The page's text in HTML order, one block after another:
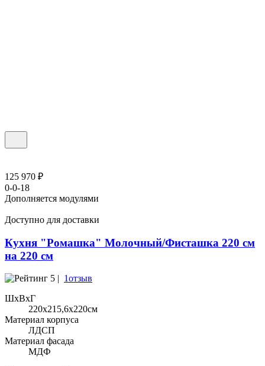
125 970 ₽
0-0-18
Дополняется модулями
Доступно для доставки
Кухня "Ромашка" Молочный/Фисташка 220 см
на 220 см
5 | 1отзыв
ШхВхГ
220x215,6х220см
Материал корпуса
ЛДСП
Материал фасада
МДФ